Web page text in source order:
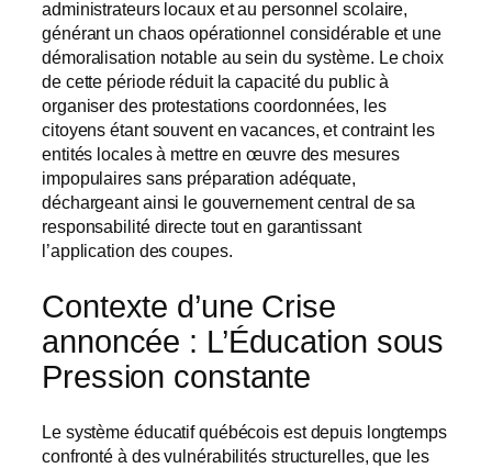
administrateurs locaux et au personnel scolaire,
générant un chaos opérationnel considérable et une
démoralisation notable au sein du système. Le choix
de cette période réduit la capacité du public à
organiser des protestations coordonnées, les
citoyens étant souvent en vacances, et contraint les
entités locales à mettre en œuvre des mesures
impopulaires sans préparation adéquate,
déchargeant ainsi le gouvernement central de sa
responsabilité directe tout en garantissant
l’application des coupes.
Contexte d’une Crise
annoncée : L’Éducation sous
Pression constante
Le système éducatif québécois est depuis longtemps
confronté à des vulnérabilités structurelles, que les